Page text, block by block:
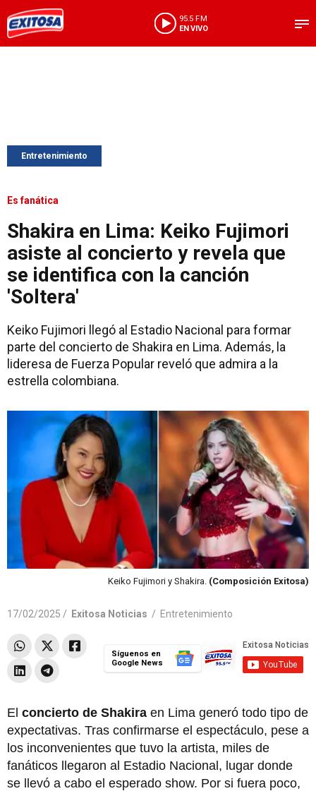
95.5 FM
EN VIVO
Entretenimiento
Es fanática
Shakira en Lima: Keiko Fujimori
asiste al concierto y revela que
se identifica con la canción
'Soltera'
Keiko Fujimori llegó al Estadio Nacional para formar
parte del concierto de Shakira en Lima. Además, la
lideresa de Fuerza Popular reveló que admira a la
estrella colombiana.
Keiko Fujimori y Shakira. (Composición Exitosa)
17/02/2025 / Exitosa Noticias / Entretenimiento
Síguenos en
Google News
El concierto de Shakira en Lima generó todo tipo de
expectativas. Tras confirmarse el espectáculo, pese a
los inconvenientes que tuvo la artista, miles de
fanáticos llegaron al Estadio Nacional, lugar donde
se llevó a cabo el esperado show. Por si fuera poco,